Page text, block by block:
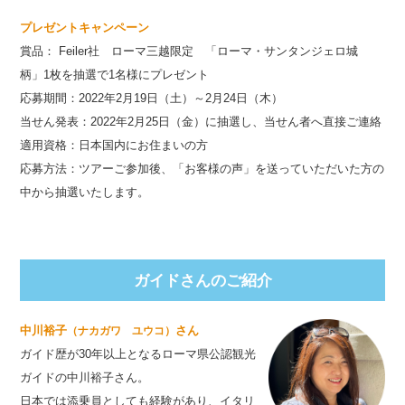
プレゼントキャンペーン
賞品： Feiler社 ローマ三越限定 「ローマ・サンタンジェロ城
柄」1枚を抽選で1名様にプレゼント
応募期間：2022年2月19日（土）～2月24日（木）
当せん発表：2022年2月25日（金）に抽選し、当せん者へ直接ご連絡
適用資格：日本国内にお住まいの方
応募方法：ツアーご参加後、「お客様の声」を送っていただいた方の
中から抽選いたします。
ガイドさんのご紹介
中川裕子 （ナカガワ ユウコ） さん
ガイド歴が30年以上となるローマ県公認観光
ガイドの中川裕子さん。
日本では添乗員としても経験があり、イタリ